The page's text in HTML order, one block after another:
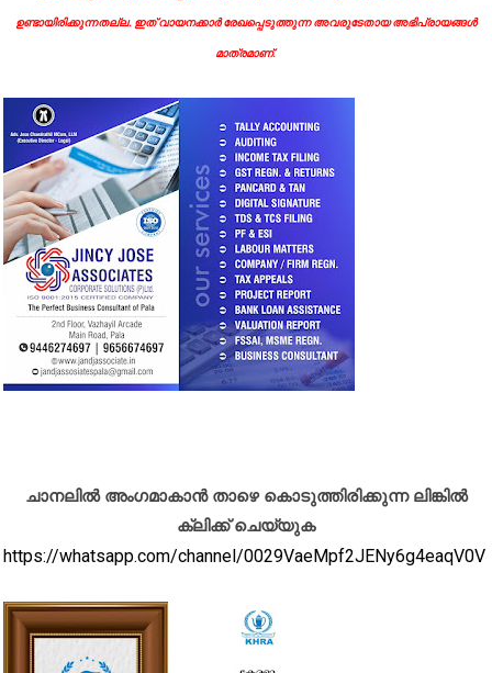
ഉണ്ടായിരിക്കുന്നതല്ല. ഇത് വായനക്കാർ രേഖപ്പെടുത്തുന്ന അവരുടേതായ അഭിപ്രായങ്ങൾ
മാത്രമാണ്.
ചാനലിൽ അംഗമാകാൻ താഴെ കൊടുത്തിരിക്കുന്ന ലിങ്കിൽ
ക്ലിക്ക് ചെയ്യുക
https://whatsapp.com/channel/0029VaeMpf2JENy6g4eaqV0V